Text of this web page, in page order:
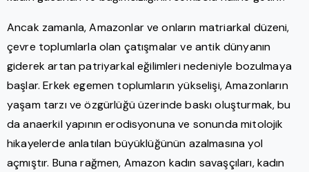
Ancak zamanla, Amazonlar ve onların matriarkal düzeni,
çevre toplumlarla olan çatışmalar ve antik dünyanın
giderek artan patriyarkal eğilimleri nedeniyle bozulmaya
başlar. Erkek egemen toplumların yükselişi, Amazonların
yaşam tarzı ve özgürlüğü üzerinde baskı oluşturmak, bu
da anaerkil yapının erodisyonuna ve sonunda mitolojik
hikayelerde anlatılan büyüklüğünün azalmasına yol
açmıştır. Buna rağmen, Amazon kadın savaşçıları, kadın